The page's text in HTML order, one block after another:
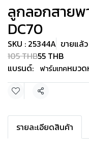
ลูกลอกสายพ
DC70
SKU : 25344A ขายแล้
105 THB55 THB
แบรนด์:
ฟาร์มเทคหมวด
แชร์
รายละเอียดสินค้า